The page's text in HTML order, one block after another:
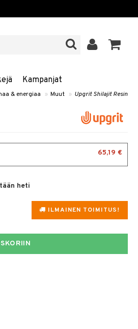
Kampanjat
& energiaa » Muut » Upgrit Shilajit Resin
65,19 €
heti
ILMAINEN TOIMITUS!